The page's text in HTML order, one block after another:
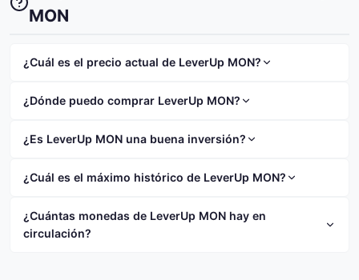
MON
¿Cuál es el precio actual de LeverUp MON?
$0.0208. El precio ha cambiado un 1.10% en las
¿Dónde puedo comprar LeverUp MON?
Binance,Coinbaseo Kraken . Consulta nuestra
exchanges disponibles.
¿Es LeverUp MON una buena inversión?
$1.53M y ocupa el puesto #2448 en el ranking. Como
riesgo. Te recomendamos investigar a fondo antes de
invertir y nunca invertir más de lo que puedas
¿Cuál es el máximo histórico de LeverUp MON?
$0.0380.
¿Cuántas monedas de LeverUp MON hay en
circulación?